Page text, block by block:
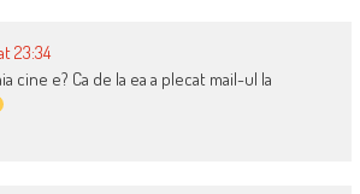
23:34
cine e? Ca de la ea a plecat mail-ul la